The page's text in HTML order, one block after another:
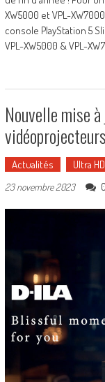
XW5000 et VPL-
console PlayStation 5
VPL-XW5000 & VPL-
Nouvelle mise
Actualités Ultra
23 novembre 2023
0